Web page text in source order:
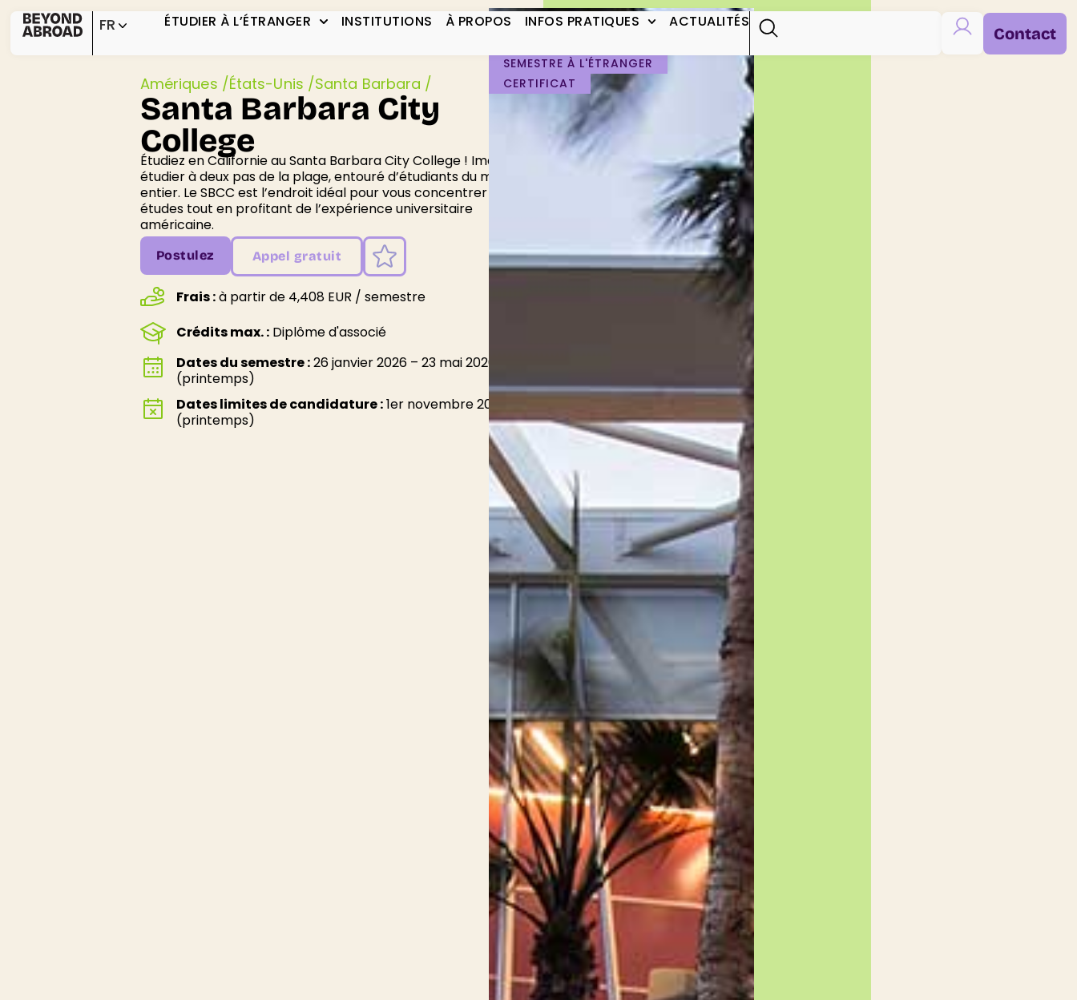
FR ÉTUDIER À L’ÉTRANGER INSTITUTIONS À PROPOS INFOS PRATIQUES ACTUALITÉS
Contact
Amériques /États-Unis /Santa Barbara /
Santa Barbara City
College
Étudiez en Californie au Santa Barbara City College ! Imaginez
étudier à deux pas de la plage, entouré d’étudiants du monde
entier. Le SBCC est l’endroit idéal pour vous concentrer sur vos
études tout en profitant de l’expérience universitaire
américaine.
Postulez Appel gratuit
Frais :à partir de 4,408 EUR / semestre
Crédits max. :Diplôme d'associé
Dates du semestre :26 janvier 2026 – 23 mai 2026
(printemps)
Dates limites de candidature :1er novembre 2025
(printemps)
SEMESTRE À L'ÉTRANGER
CERTIFICAT